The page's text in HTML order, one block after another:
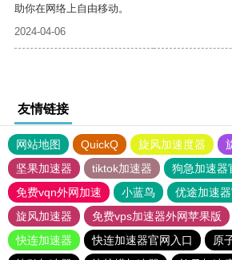
助你在网络上自由移动。
2024-04-06
友情链接
网站地图 QuickQ 旋风加速度器
坚果加速器
tiktok加速器
狗急加速器
免费vqn外网加速
小蓝鸟 优途加速
旋风加速器
免费vps加速器外网苹果版
快连加速器
快连加速器官网入口
原